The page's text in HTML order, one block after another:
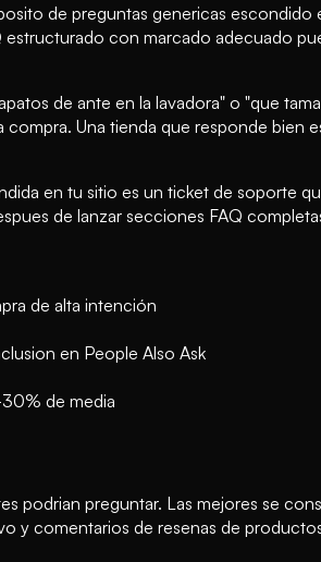
de preguntas genericas
con marcado adecuado
de ante en la lavadora" o "que
Una tienda que responde bien
en tu sitio es un ticket de soporte
de lanzar secciones FAQ
de alta intención
en People Also Ask
de media
podrian preguntar. Las mejores se
y comentarios de resenas de